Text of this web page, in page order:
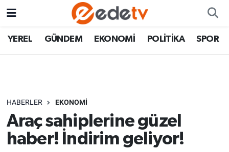
YEREL GÜNDEM EKONOMİ POLİTİKA SPOR
HABERLER EKONOMİ
Araç sahiplerine güzel
haber! İndirim geliyor!